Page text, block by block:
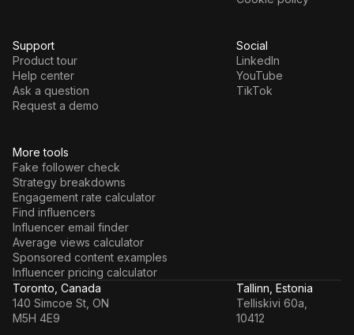
More tools
Fake follower check
Strategy breakdowns
Engagement rate calculator
Find influencers
Influencer email finder
Average views calculator
Sponsored content examples
Influencer pricing calculator
Support
Product tour
Help center
Ask a question
Request a demo
Social
LinkedIn
YouTube
TikTok
Toronto, Canada
140 Simcoe St, ON
M5H 4E9
Tallinn, Estonia
Telliskivi 60a,
10412